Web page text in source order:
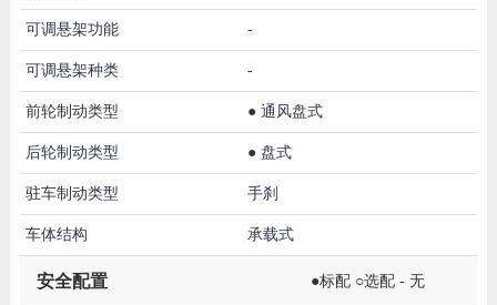
可调悬架功能 -
可调悬架种类 -
前轮制动类型 ● 通风盘式
后轮制动类型 ● 盘式
驻车制动类型 手刹
车体结构 承载式
安全配置 ●标配 ○选配 - 无